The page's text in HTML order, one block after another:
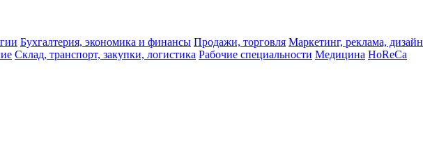
Бухгалтерия, экономика и финансы Продажи, торговля Маркетинг, реклама, дизайн
Склад, транспорт, закупки, логистика Рабочие специальности Медицина HoReCa